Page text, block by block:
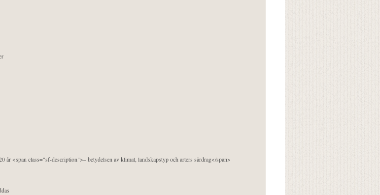
<span class="sf-description">– betydelsen av klimat, landskapstyp och arters särdrag</span>